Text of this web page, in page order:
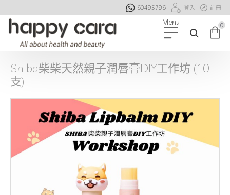
60495796 登入 註冊
0
Shiba柴柴天然親子潤唇膏DIY工作坊 (10
支)